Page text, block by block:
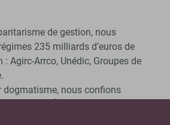
de gestion, nous
235 milliards d’euros de
Agirc-Arrco, Unédic, Groupes de
dogmatisme, nous confions